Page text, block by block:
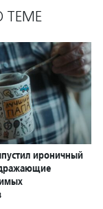
ТЕМЕ
ироничный